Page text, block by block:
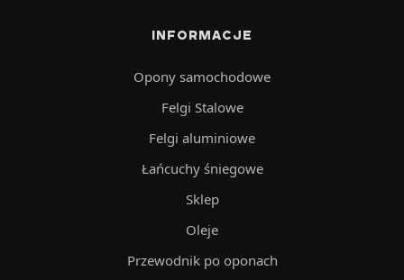
INFORMACJE
Opony samochodowe
Felgi Stalowe
Felgi aluminiowe
Łańcuchy śniegowe
Sklep
Oleje
Przewodnik po oponach